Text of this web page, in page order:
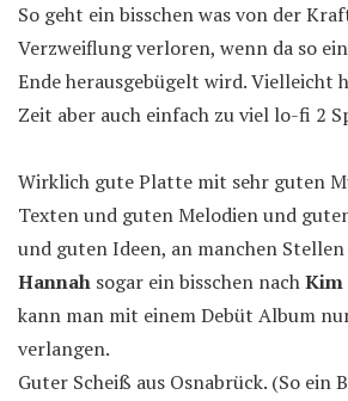
So geht ein bisschen was von der
Verzweiflung verloren, wenn da so
Ende herausgebügelt wird. Vielleicht
Zeit aber auch einfach zu viel lo-fi 2
Wirklich gute Platte mit sehr guten
Texten und guten Melodien und
und guten Ideen, an manchen
Hannah sogar ein bisschen nachKim
kann man mit einem Debüt Album
verlangen.
Guter Scheiß aus Osnabrück. (So ein